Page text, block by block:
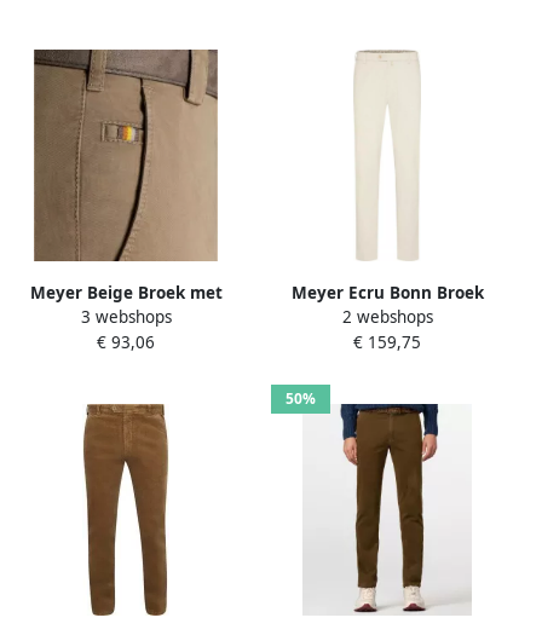
Meyer Beige Broek met
Regular Fit en
Hoogwaardige Afwerking
3 webshops
€ 93,06
Meyer Ecru Bonn Broek
Beige Heren
2 webshops
€ 159,75
50%